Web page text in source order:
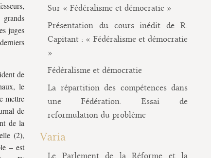
juges
de
le
mettre
de
de la
(2),
– est
Sur « Fédéralisme et démocratie »
Présentation du cours inédit de R.
Capitant : « Fédéralisme et démocratie
»
Fédéralisme et démocratie
La répartition des compétences dans
une Fédération. Essai de
reformulation du problème
Varia
Le Parlement de la Réforme et la